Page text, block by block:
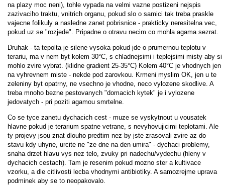
na plazy moc neni), tohle vypada na velmi vazne postizeni nejspis
zazivaciho traktu, vnitrich organu, pokud slo o samici tak treba praskle
vajecne folikuly a nasledne zanet pobrisnice - prakticky neresitelna vec,
pokud uz se "rozjede". Pripadne o otravu necim co mohla agama sezrat.
Druhak - ta tepolta je silene vysoka pokud jde o prumernou teplotu v
terariu, ma v nem byt kolem 30°C, s chladnejsimi i teplejsimi misty aby si
mohlo zvire vybrat. (klidne gradient 25-35°C) Kolem 40°C je vhodnych jen
na vyhrevnem miste - nekde pod zarovkou. Krmeni myslim OK, jen u te
zeleniny byt opatrny, ne vsechno je vhodne, neco vylozene skodlive. A
treba mnoho bezne pestovanych "domacich kytek" je i vylozene
jedovatych - pri poziti agamou smrtelne.
Co se tyce zanetu dychacich cest - muze se vyskytnout u vousatek
hlavne pokud je terarium spatne vetrane, s nevyhovujicimi teplotami. Ale
ty projevy jsou znat dlouho predtim nez by jste zrasovali zvire az do
stavu kdy uhyne, urcite ne "ze dne na den umira" - dychaci problemy,
snaha drzet hlavu vys nez telo, zvuky pri nadechu/vydechu (hleny v
dychacich cestach). Tam je resenim pokud mozno ster a kultivace
vzorku, a dle citlivosti lecba vhodnymi antibiotiky. A samozrejme uprava
podminek aby se to neopakovalo.